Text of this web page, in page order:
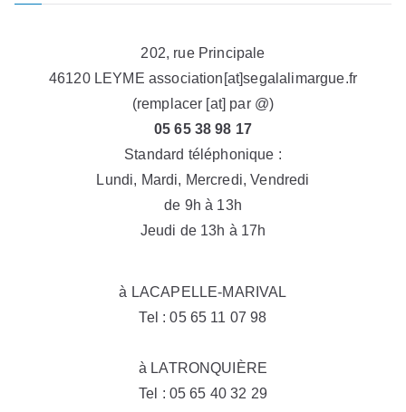
202, rue Principale
46120 LEYME association[at]segalalimargue.fr
(remplacer [at] par @)
05 65 38 98 17
Standard téléphonique :
Lundi, Mardi, Mercredi, Vendredi
de 9h à 13h
Jeudi de 13h à 17h
à LACAPELLE-MARIVAL
Tel : 05 65 11 07 98
à LATRONQUIÈRE
Tel : 05 65 40 32 29